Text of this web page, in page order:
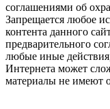
соглашениями об
Запрещается любое
контента данного
предварительного
любые иные действия,
Интернета может
материалы не имеют